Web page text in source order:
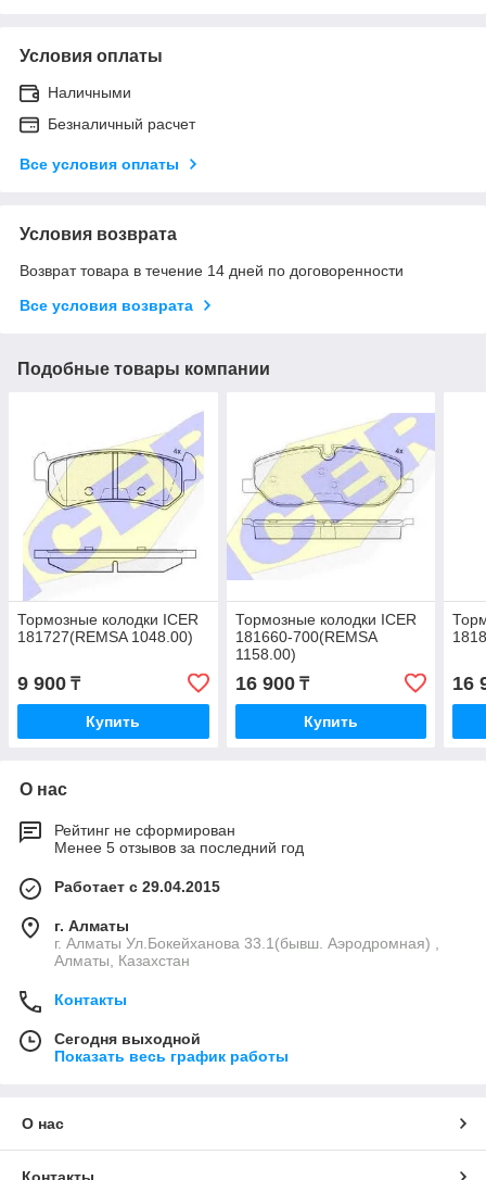
Условия оплаты
Наличными
Безналичный расчет
Все условия оплаты
Условия возврата
Возврат товара в течение 14 дней по договоренности
Все условия возврата
Подобные товары компании
Тормозные колодки ICER
181727(REMSA 1048.00)
9 900 ₸
Купить
Тормозные колодки ICER
181660-700(REMSA
1158.00)
16 900₸
Купить
16
О нас
Рейтинг не сформирован
Менее 5 отзывов за последний год
Работает с 29.04.2015
г. Алматы
г. Алматы Ул.Бокейханова 33.1(бывш. Аэродромная) ,
Алматы, Казахстан
Контакты
Сегодня выходной
Показать весь график работы
О нас